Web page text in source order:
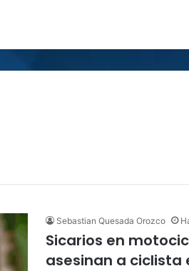
Sebastian Quesada Orozco
Sicarios en
asesinan a ciclista